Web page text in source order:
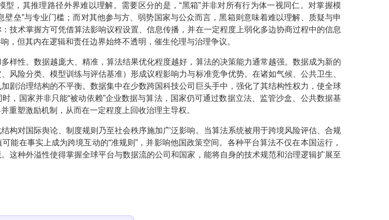
，其推理路径外界难以理解。需要区分的是，“黑箱”并非对所有行为体一视同仁。对掌握模
垒”与专业门槛；而对其他参与方、弱势国家与公众而言，黑箱则意味着难以理解、质疑与申
技术掌握方可凭借算法影响议程设置、信息传播，并在一定程度上弱化多边协商过程中的信息
，但其内在逻辑和责任边界始终不透明，催生伦理与治理争议。
样性。数据越庞大、精准，算法结果优化程度越好，算法的决策能力通常越强。数据成为新的
风险分类、模型训练与评估基准）形成议程影响力与标准竞争优势。在诸如气候、公共卫生、
剧治理结构的不平衡。数据集中在少数跨国科技公司巨头手中，强化了其结构性权力，使全球
，国家并非只能“被动依赖”企业数据与算法，国家仍可通过数据立法、监管沙盒、公共数据基
重塑激励机制，从而在一定程度上回收治理主导权。
构对国际舆论、制度规则乃至社会秩序施加广泛影响。当算法系统被用于跨境风险评估、合规
能在事实上成为跨境互动的“准规则”，并影响他国政策空间。各种平台算法不仅在本国运行，
这种外溢性使得掌握全球平台与数据流的公司和国家，能将自身的技术规范和治理逻辑扩展至